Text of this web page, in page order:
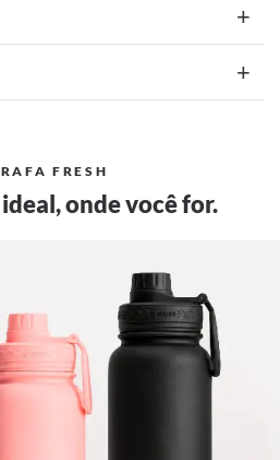
+
+
FRESH
onde você for.